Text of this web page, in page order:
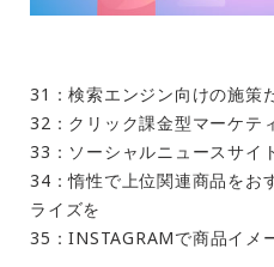
31：検索エンジン向けの施策
32：クリック課金型マーケテ
33：ソーシャルニュースサイ
34：惰性で上位関連商品をお
ライズを
35：INSTAGRAMで商品イメ